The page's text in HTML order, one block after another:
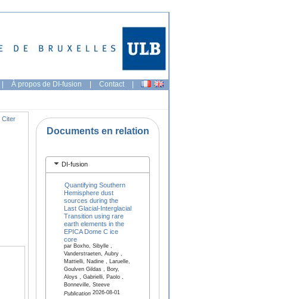
| À propos de DI-fusion | Contact |
Citer
Documents en relation
DI-fusion
Quantifying Southern
Hemisphere dust
sources during the
Last Glacial-Interglacial
Transition using rare
earth elements in the
EPICA Dome C ice
core
par Boxho, Sibylle ,
Vanderstraeten, Aubry ,
Mattielli, Nadine , Laruelle,
Goulven Gildas , Bory,
Aloys , Gabrielli, Paolo ,
Bonneville, Steeve
Publication2026-08-01